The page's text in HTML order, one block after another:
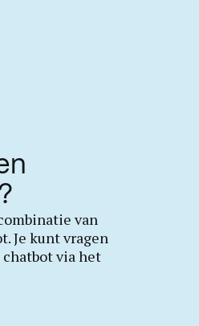
van
Je kunt vragen
via het